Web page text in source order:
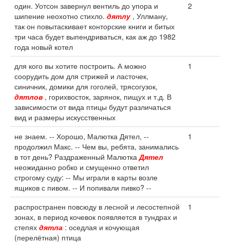
один. Уотсон завернул вентиль до упора и
шипение неохотно стихло. дятлу, Уллману,
так он повытаскивает конторские книги и битых
три часа будет выпендриваться, как аж до 1982
года новый котел
2
для кого вы хотите построить. А можно
соорудить дом для стрижей и ласточек,
синичник, домики для гоголей, трясогузок,
дятлов , горихвосток, зарянок, пищух и т.д. В
зависимости от вида птицы будут различаться
вид и размеры искусственных
1
не знаем. -- Хорошо, Малютка Дятел, --
продолжил Макс. -- Чем вы, ребята, занимались
в тот день? Раздраженный МалюткаДятел
неожиданно робко и смущенно ответил
строгому суду: -- Мы играли в карты возле
ящиков с пивом. -- И попивали пивко? --
1
распространен повсюду в лесной и лесостепной
зонах, в период кочевок появляется в тундрах и
степях дятла : оседлая и кочующая
(перелётная) птица
1